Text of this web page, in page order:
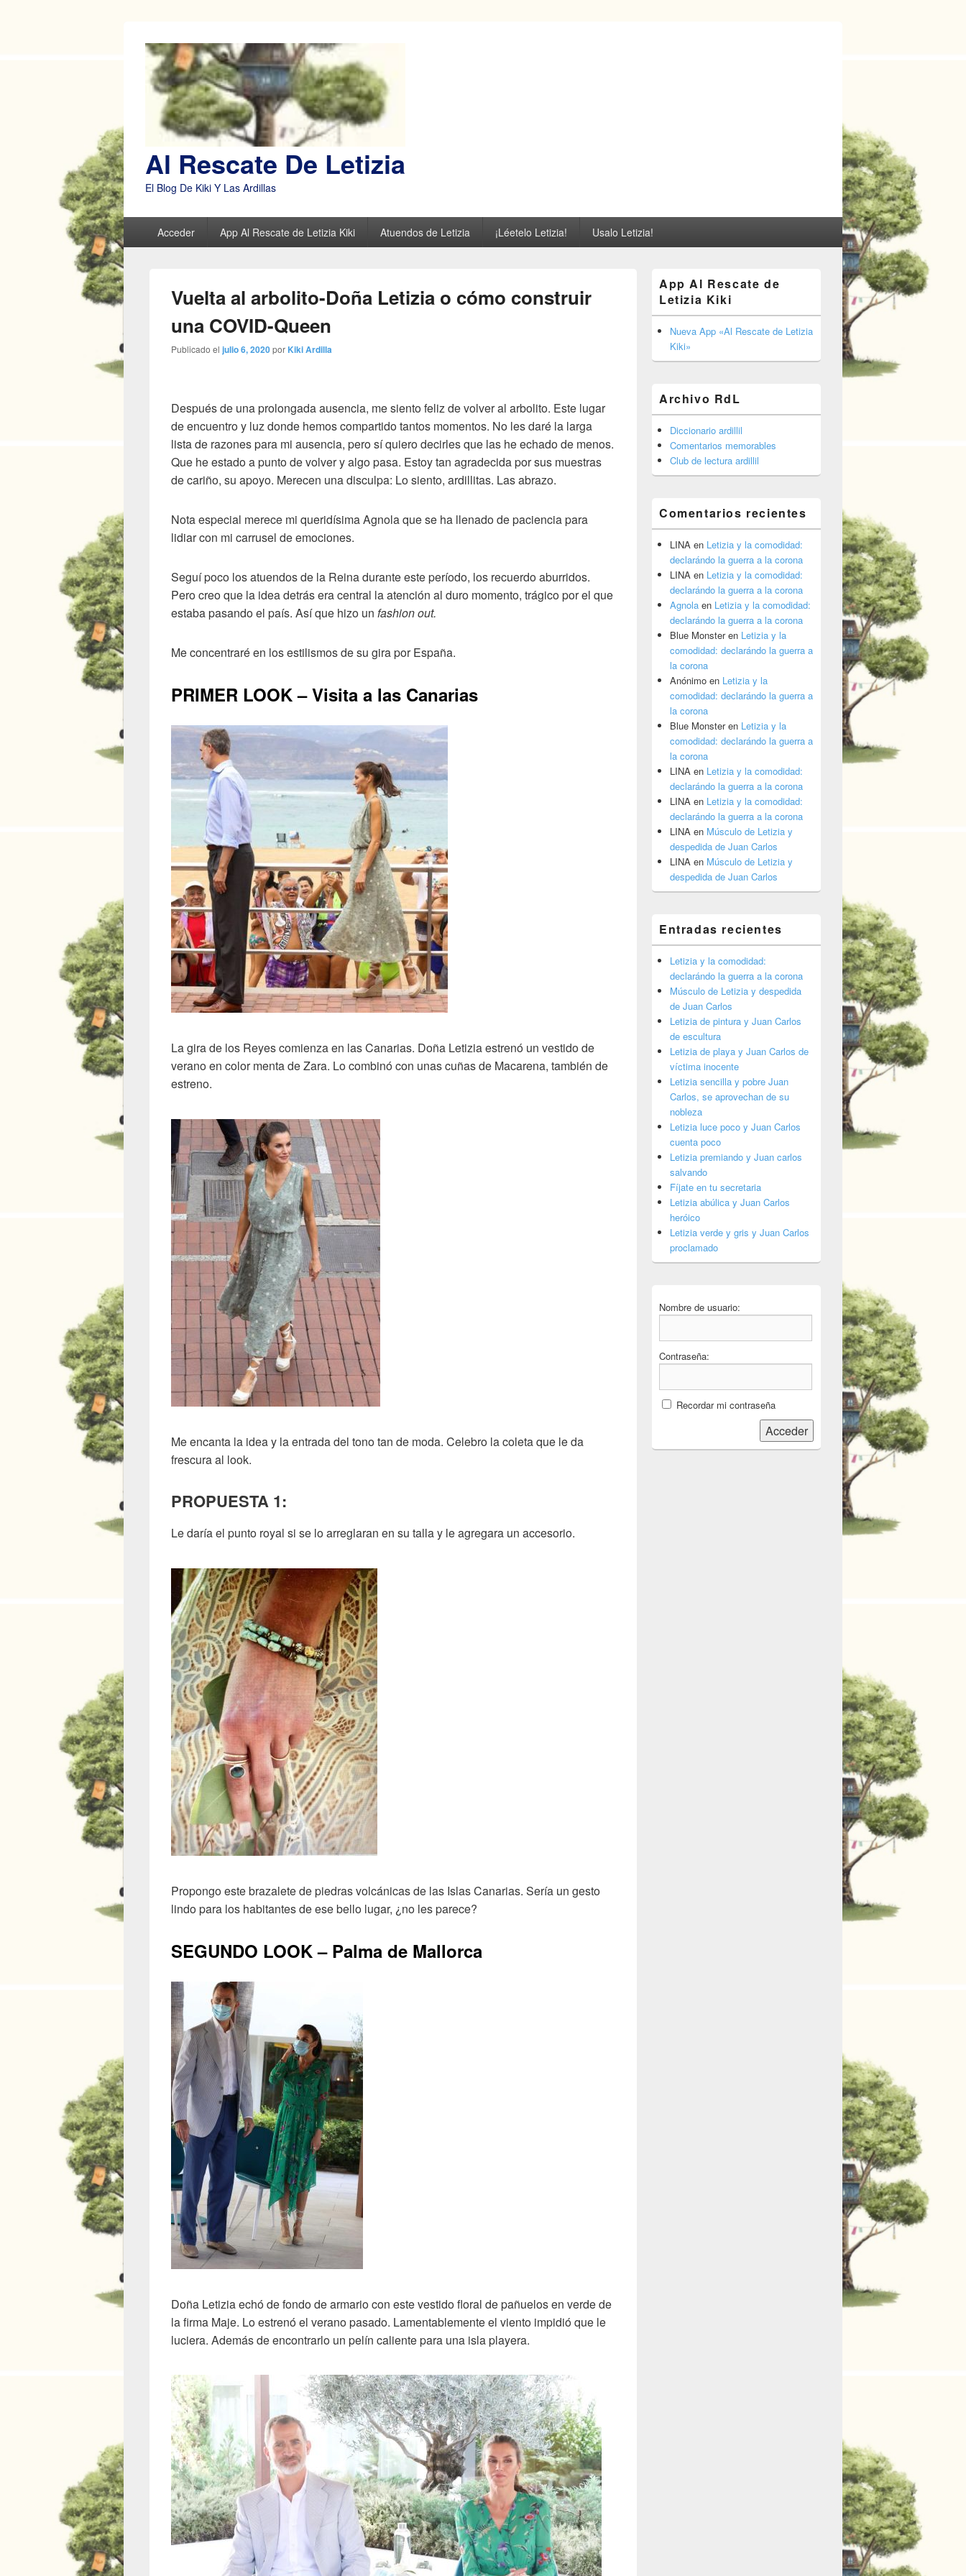
Al Rescate De Letizia
El Blog De Kiki Y Las Ardillas
Menú
principalAcceder App Al Rescate de Letizia Kiki Atuendos de Letizia ¡Léetelo Letizia! Usalo Letizia!
Vuelta al arbolito-Doña Letizia o cómo construir
una COVID-Queen
Publicado el julio 6, 2020por Kiki Ardilla
Después de una prolongada ausencia, me siento feliz de volver al arbolito. Este lugar
de encuentro y luz donde hemos compartido tantos momentos. No les daré la larga
lista de razones para mi ausencia, pero sí quiero decirles que las he echado de menos.
Que he estado a punto de volver y algo pasa. Estoy tan agradecida por sus muestras
de cariño, su apoyo. Merecen una disculpa: Lo siento, ardillitas. Las abrazo.
Nota especial merece mi queridísima Agnola que se ha llenado de paciencia para
lidiar con mi carrusel de emociones.
Seguí poco los atuendos de la Reina durante este período, los recuerdo aburridos.
Pero creo que la idea detrás era central la atención al duro momento, trágico por el que
estaba pasando el país. Así que hizo un fashion out.
Me concentraré en los estilismos de su gira por España.
PRIMER LOOK – Visita a las Canarias
La gira de los Reyes comienza en las Canarias. Doña Letizia estrenó un vestido de
verano en color menta de Zara. Lo combinó con unas cuñas de Macarena, también de
estreno.
Me encanta la idea y la entrada del tono tan de moda. Celebro la coleta que le da
frescura al look.
PROPUESTA 1:
Le daría el punto royal si se lo arreglaran en su talla y le agregara un accesorio.
Propongo este brazalete de piedras volcánicas de las Islas Canarias. Sería un gesto
lindo para los habitantes de ese bello lugar, ¿no les parece?
SEGUNDO LOOK – Palma de Mallorca
Doña Letizia echó de fondo de armario con este vestido floral de pañuelos en verde de
la firma Maje. Lo estrenó el verano pasado. Lamentablemente el viento impidió que le
luciera. Además de encontrarlo un pelín caliente para una isla playera.
área
widget
barra
lateral
primaria
App Al Rescate de
Letizia Kiki
Nueva App «Al Rescate de Letizia
Kiki»
Archivo RdL
Diccionario ardillil
Comentarios memorables
Club de lectura ardillil
Comentarios recientes
LINA en Letizia y la comodidad:
declarándo la guerra a la corona
LINA en Letizia y la comodidad:
declarándo la guerra a la corona
Agnola en Letizia y la comodidad:
declarándo la guerra a la corona
Blue Monsteren Letizia y la
comodidad: declarándo la guerra a
la corona
Anónimo en Letizia y la
comodidad: declarándo la guerra a
la corona
Blue Monsteren Letizia y la
comodidad: declarándo la guerra a
la corona
LINA en Letizia y la comodidad:
declarándo la guerra a la corona
LINA en Letizia y la comodidad:
declarándo la guerra a la corona
LINA en Músculo de Letizia y
despedida de Juan Carlos
LINA en Músculo de Letizia y
despedida de Juan Carlos
Entradas recientes
Letizia y la comodidad:
declarándo la guerra a la corona
Músculo de Letizia y despedida
de Juan Carlos
Letizia de pintura y Juan Carlos
de escultura
Letizia de playa y Juan Carlos de
víctima inocente
Letizia sencilla y pobre Juan
Carlos, se aprovechan de su
nobleza
Letizia luce poco y Juan Carlos
cuenta poco
Letizia premiando y Juan carlos
salvando
Fíjate en tu secretaria
Letizia abúlica y Juan Carlos
heróico
Letizia verde y gris y Juan Carlos
proclamado
Nombre de usuario:
Contraseña:
Recordar mi contraseña
Acceder